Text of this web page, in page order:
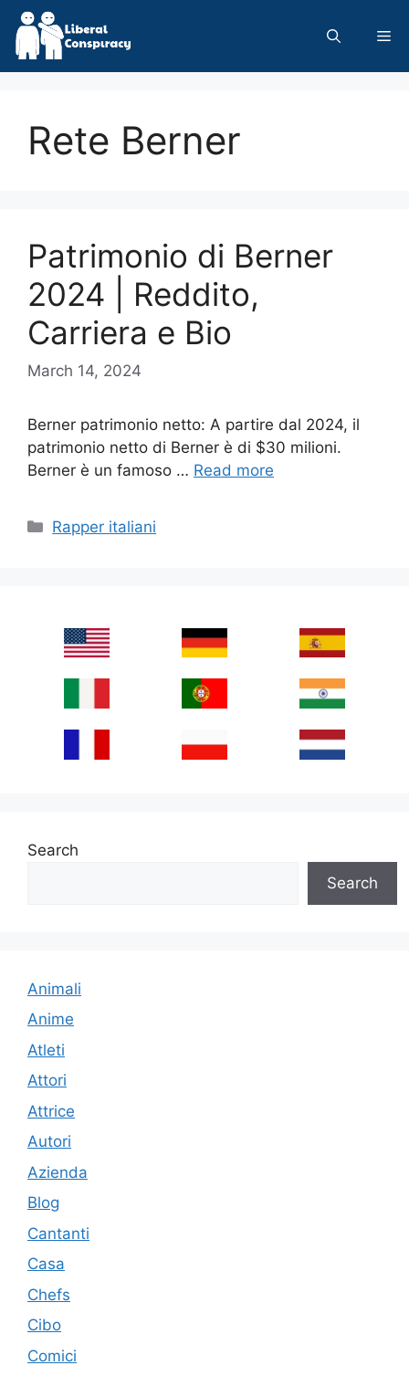
Skip
content
Rete Berner
Patrimonio di Berner
2024 | Reddito,
Carriera e Bio
March 14, 2024
Berner patrimonio netto: A partire dal 2024, il
patrimonio netto di Berner è di $30 milioni.
Berner è un famoso … Read more
Categories
Rapper italiani
Search
Search
Animali
Anime
Atleti
Attori
Attrice
Autori
Azienda
Blog
Cantanti
Casa
Chefs
Cibo
Comici